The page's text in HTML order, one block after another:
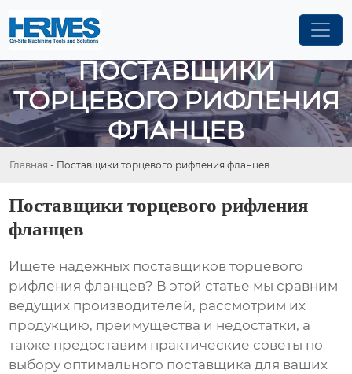
ПОСТАВЩИКИ
ТОРЦЕВОГО РИФЛЕНИЯ
ФЛАНЦЕВ
Главная - Поставщики торцевого рифления фланцев
Поставщики торцевого рифления
фланцев
Ищете надежных поставщиков торцевого
рифления фланцев? В этой статье мы сравним
ведущих производителей, рассмотрим их
продукцию, преимущества и недостатки, а
также предоставим практические советы по
выбору оптимального поставщика для ваших